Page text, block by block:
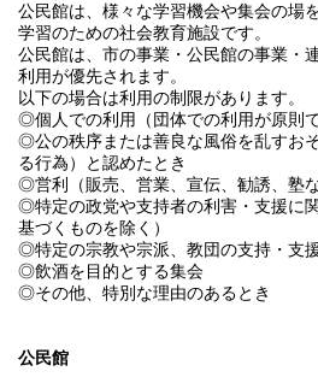
公民館は、様々な学習機会や集会の場
学習のための社会教育施設です。
公民館は、市の事業・公民館の事業・
利用が優先されます。
以下の場合は利用の制限があります。
◎個人での利用（団体での利用が原則で
◎公の秩序または善良な風俗を乱すお
る行為）と認めたとき
◎営利（販売、営業、宣伝、勧誘、塾
◎特定の政党や支持者の利害・支援に
基づくものを除く）
◎特定の宗教や宗派、教団の支持・支
◎飲酒を目的とする集会
◎その他、特別な理由のあるとき
公民館